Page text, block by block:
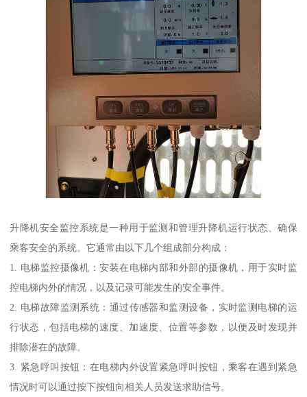
升降机安全监控系统是一种用于监测和管理升降机运行状态、确保
乘客安全的系统。它通常由以下几个组成部分构成：
1. 电梯监控摄像机：安装在电梯内部和外部的摄像机，用于实时监
控电梯内外的情况，以及记录可能发生的安全事件。
2. 电梯故障监测系统：通过传感器和监测设备，实时监测电梯的运
行状态，包括电梯的速度、加速度、位置等参数，以便及时发现并
排除潜在的故障。
3. 紧急呼叫按钮：在电梯内外设置紧急呼叫按钮，乘客在遇到紧急
情况时可以通过按下按钮向相关人员发送求助信号。